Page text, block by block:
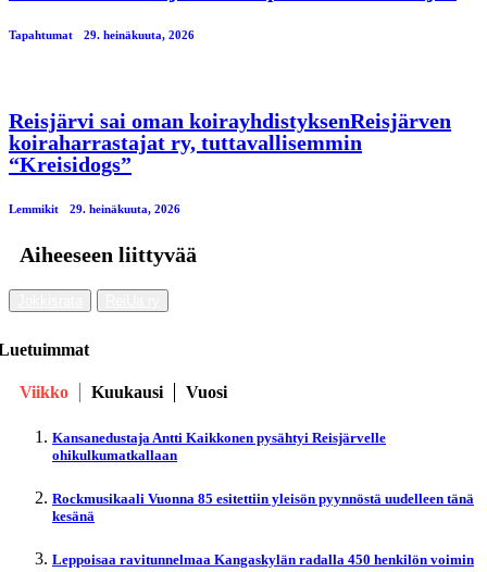
Tapahtumat 29. heinäkuuta, 2026
Reisjärvi sai oman koirayhdistyksenReisjärven
koiraharrastajat ry, tuttavallisemmin
“Kreisidogs”
Lemmikit 29. heinäkuuta, 2026
Aiheeseen liittyvää
Viikko Kuukausi Vuosi
Kansanedustaja Antti Kaikkonen pysähtyi Reisjärvelle
ohikulkumatkallaan
Rockmusikaali Vuonna 85 esitettiin yleisön pyynnöstä uudelleen tänä
kesänä
Leppoisaa ravitunnelmaa Kangaskylän radalla 450 henkilön voimin